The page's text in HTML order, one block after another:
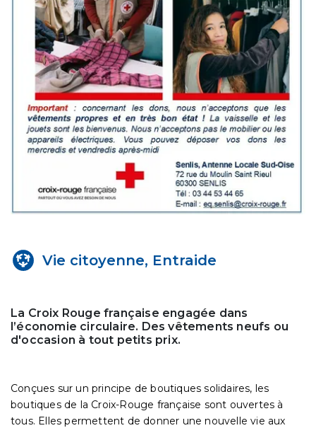
Vie citoyenne, Entraide
La Croix Rouge française engagée dans
l’économie circulaire. Des vêtements neufs ou
d'occasion à tout petits prix.
Conçues sur un principe de boutiques solidaires, les
boutiques de la Croix-Rouge française sont ouvertes à
tous. Elles permettent de donner une nouvelle vie aux